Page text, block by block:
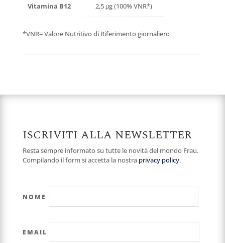
Vitamina B12 2,5 μg (100% VNR*)
*VNR= Valore Nutritivo di Riferimento giornaliero
ISCRIVITI ALLA NEWSLETTER
Resta sempre informato su tutte le novità del mondo Frau.
Compilando il form si accetta la nostra privacy policy.
NOME
EMAIL